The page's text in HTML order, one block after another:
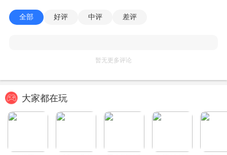
全部 好评 中评 差评
暂无更多评论
大家都在玩